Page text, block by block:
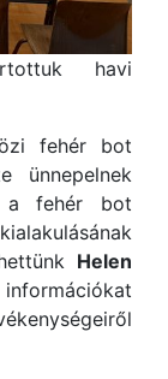
havi
fehér bot
ünnepelnek
a fehér bot
Helen